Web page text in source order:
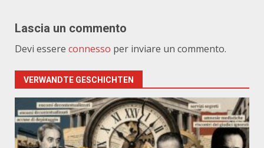
Lascia un commento
Devi essere connesso per inviare un commento.
VERWANDTE GESCHICHTEN